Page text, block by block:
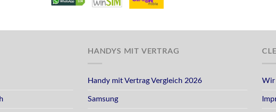
HANDYS MIT VERTRAG
Handy mit Vertrag Vergleich 2026
Samsung
Wir